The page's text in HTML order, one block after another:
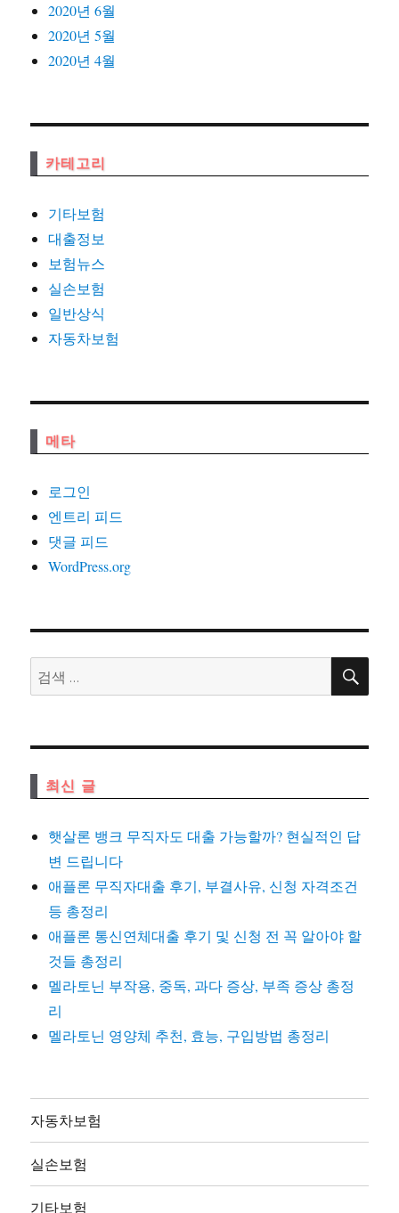
2020년 6월
2020년 5월
2020년 4월
카테고리
기타보험
대출정보
보험뉴스
실손보험
일반상식
자동차보험
메타
로그인
엔트리 피드
댓글 피드
WordPress.org
검
색:
검
최신 글
햇살론 뱅크 무직자도 대출 가능할까? 현실적인 답
변 드립니다
애플론 무직자대출 후기, 부결사유, 신청 자격조건
등 총정리
애플론 통신연체대출 후기 및 신청 전 꼭 알아야 할
것들 총정리
멜라토닌 부작용, 중독, 과다 증상, 부족 증상 총정
리
멜라토닌 영양체 추천, 효능, 구입방법 총정리
자동차보험
실손보험
기타보험